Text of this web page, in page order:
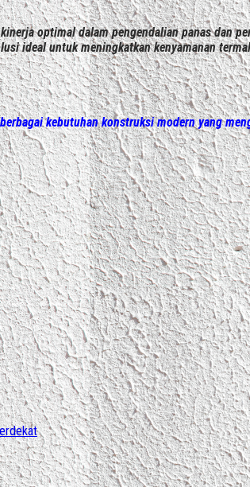
optimal dalam pengendalian panas dan
ideal untuk meningkatkan kenyamanan
kebutuhan konstruksi modern yang